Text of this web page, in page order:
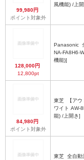
99,980円
ポイント対象外
風機能) /上
128,000円
12,800pt
Panasonic
NA-FA8H6-
機能)]
84,980円
ポイント対象外
東芝
ワイト AW-
能) /上開き]
東芝